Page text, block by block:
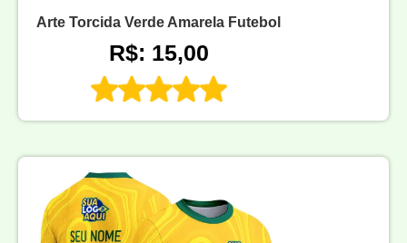
Arte Torcida Verde Amarela Futebol
R$: 15,00